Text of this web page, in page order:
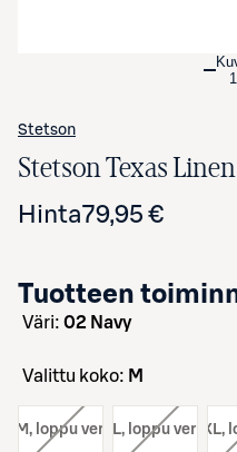
1
Stetson
Stetson Texas
Hinta79,95 €
Tuotteen
väri: 02 Navy
Valittu koko: M
M, loppu verkosta
koko: L, loppu verkosta
koko: XL,